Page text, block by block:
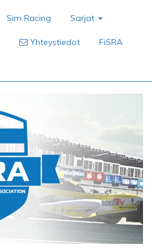
Sim Racing Sarjat
Yhteystiedot FiSRA